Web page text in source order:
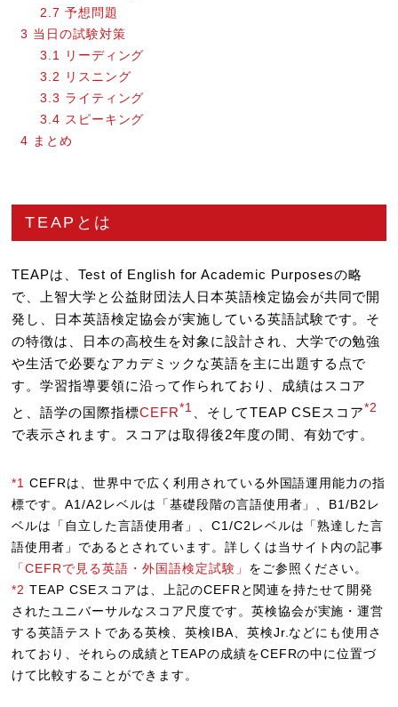
2.7 予想問題
3 当日の試験対策
3.1
リーディング
3.2
リスニング
3.3 ライティング
3.4 スピーキング
4 まとめ
TEAPとは
TEAPは、Test of English for Academic Purposesの略
で、上智大学と公益財団法人日本英語検定協会が共同で開
発し、日本英語検定協会が実施している英語試験です。そ
の特徴は、日本の高校生を対象に設計され、大学での勉強
や生活で必要なアカデミックな英語を主に出題する点で
す。学習指導要領に沿って作られており、成績はスコア
と、語学の国際指標CEFR*1 、そしてTEAP CSEスコア*2
で表示されます。スコアは取得後2年度の間、有効です。
*1CEFRは、世界中で広く利用されている外国語運用能力の指
標です。A1/A2レベルは「基礎段階の言語使用者」、B1/B2レ
ベルは「自立した言語使用者」、C1/C2レベルは「熟達した言
語使用者」であるとされています。詳しくは当サイト内の記事
「CEFRで見る英語・外国語検定試験」 をご参照ください。
*2TEAP CSEスコアは、上記のCEFRと関連を持たせて開発
されたユニバーサルなスコア尺度です。英検協会が実施・運営
する英語テストである英検、英検IBA、英検Jr.などにも使用さ
れており、それらの成績とTEAPの成績をCEFRの中に位置づ
けて比較することができます。